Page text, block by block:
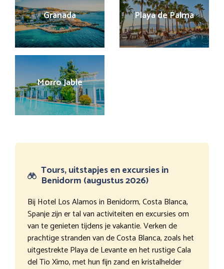
Granada Playa de Palma
Morro Jable
Tours, uitstapjes en excursies in
Benidorm (augustus 2026)
Bij Hotel Los Alamos in Benidorm, Costa Blanca,
Spanje zijn er tal van activiteiten en excursies om
van te genieten tijdens je vakantie. Verken de
prachtige stranden van de Costa Blanca, zoals het
uitgestrekte Playa de Levante en het rustige Cala
del Tio Ximo, met hun fijn zand en kristalhelder